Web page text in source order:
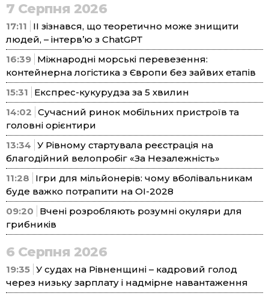
7 Серпня 2026
17:11
ІІ зізнався, що теоретично може знищити
людей, – інтерв’ю з ChatGPT
16:39 Міжнародні морські перевезення:
контейнерна логістика з Європи без зайвих етапів
15:31
Експрес-кукурудза за 5 хвилин
14:02 Сучасний ринок мобільних пристроїв та
головні орієнтири
13:34 У Рівному стартувала реєстрація на
благодійний велопробіг «За Незалежність»
11:28
Ігри для мільйонерів: чому вболівальникам
буде важко потрапити на ОІ-2028
09:20
Вчені розробляють розумні окуляри для
грибників
6 Серпня 2026
19:35 У судах на Рівненщині – кадровий голод
через низьку зарплату і надмірне навантаження